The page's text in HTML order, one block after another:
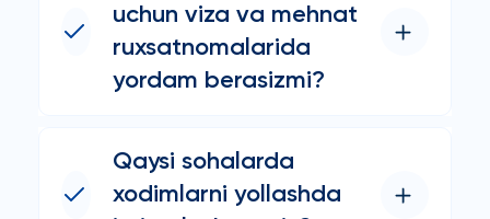
uchun viza va mehnat
ruxsatnomalarida
yordam berasizmi?
Qaysi sohalarda
xodimlarni yollashda